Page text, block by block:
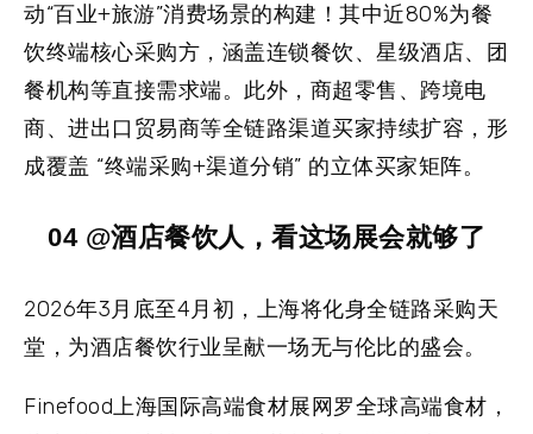
动“百业+旅游”消费场景的构建！其中近80%为餐
饮终端核心采购方，涵盖连锁餐饮、星级酒店、团
餐机构等直接需求端。此外， 商超零售、跨境电
商、进出口贸易商等全链路渠道买家持续扩容，形
成覆盖 “终端采购+渠道分销” 的立体买家矩阵。
04 @酒店餐饮人，看这场展会就够了
2026年3月底至4月初，上海将化身全链路采购天
堂，为酒店餐饮行业呈献一场无与伦比的盛会。
Finefood上海国际高端食材展网罗全球高端食材，